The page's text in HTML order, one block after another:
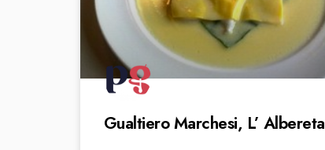
Gualtiero Marchesi, L’ Albereta